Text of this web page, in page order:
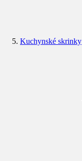
Kuchynské skrinky